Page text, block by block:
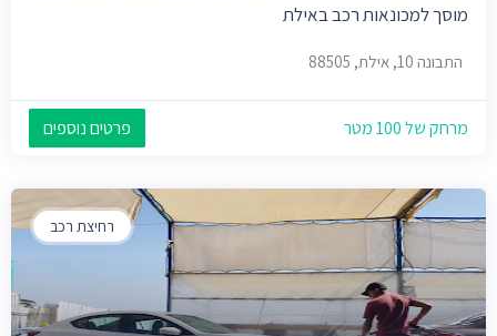
מוסך למכונאות רכב באילת
התבונה 10, אילת, 88505
מרחק של 100 מטר פרטים נוספים
רחיצת רכב